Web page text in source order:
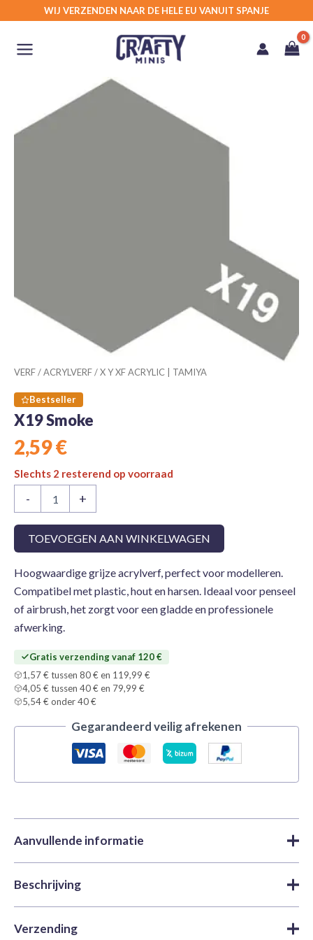
WIJ VERZENDEN NAAR DE HELE EU VANUIT SPANJE
VERF/ACRYLVERF/X Y XF ACRYLIC | TAMIYA
Bestseller
X19 Smoke
2,59€
Slechts 2 resterend op voorraad
-
Smoke
+
TOEVOEGEN AAN WINKELWAGEN
Hoogwaardige grijze acrylverf, perfect voor modelleren.
Compatibel met plastic, hout en harsen. Ideaal voor penseel
of airbrush, het zorgt voor een gladde en professionele
afwerking.
Gratis verzending vanaf 120 €
1,57 € tussen 80 € en 119,99 €
4,05 € tussen 40 € en 79,99 €
5,54 € onder 40 €
Gegarandeerd veilig afrekenen
Aanvullende informatie
Merk
Acrylverf,Verf,X y XF Acrylic |
Beschrijving
Tamiya X19 Smoke is een veelzijdige, gemakkelijk aan te
Verzending